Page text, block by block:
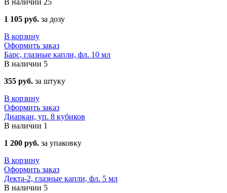
В наличии 25
1 105 руб. за дозу
В корзину
Оформить заказ
Барс, глазные капли, фл. 10 мл
В наличии 5
355 руб. за штуку
В корзину
Оформить заказ
Диаркан, уп. 8 кубиков
В наличии 1
1 200 руб. за упаковку
В корзину
Оформить заказ
Декта-2, глазные капли, фл. 5 мл
В наличии 5